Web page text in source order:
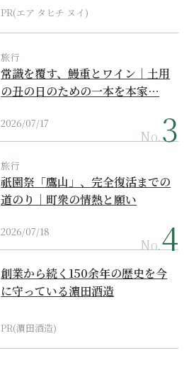
PR(エア タヒチ ヌイ)
旅行
常識を覆す、鰻重とワイン｜土用
の丑の日のための一本を本家…
2026/07/17
No.
旅行
祇園祭「鷹山」、完全復活までの
道のり｜町衆の情熱と願い
2026/07/18
No.
創業から続く150余年の歴史を今
に守っている濵田酒造
PR(濵田酒造)